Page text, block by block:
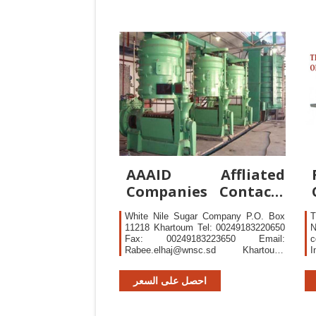
AAAID Affliated
Companies Contacts
Arab Authority for
White Nile Sugar Company P.O. Box
11218 Khartoum Tel: 00249183220650
Fax: 00249183223650 Email:
Rabee.elhaj@wnsc.sd Khartoum,
احصل على السعر